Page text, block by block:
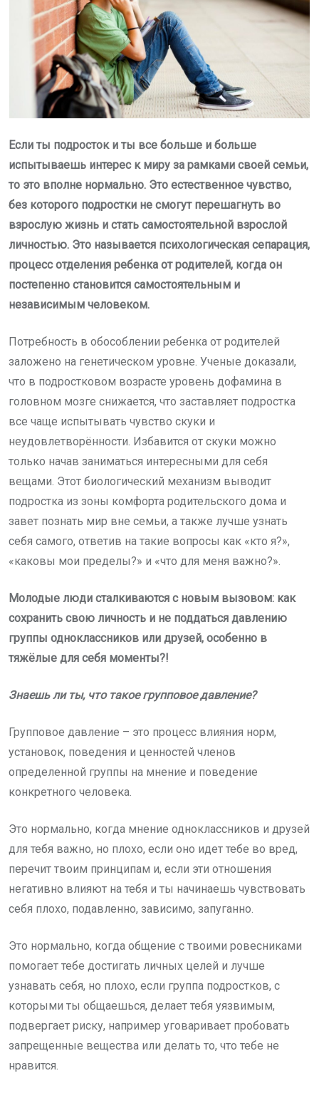
Если ты подросток и ты все больше и больше
испытываешь интерес к миру за рамками своей семьи,
то это вполне нормально. Это естественное чувство,
без которого подростки не смогут перешагнуть во
взрослую жизнь и стать самостоятельной взрослой
личностью. Это называется психологическая сепарация,
процесс отделения ребенка от родителей, когда он
постепенно становится самостоятельным и
независимым человеком.
Потребность в обособлении ребенка от родителей
заложено на генетическом уровне. Ученые доказали,
что в подростковом возрасте уровень дофамина в
головном мозге снижается, что заставляет подростка
все чаще испытывать чувство скуки и
неудовлетворённости. Избавится от скуки можно
только начав заниматься интересными для себя
вещами. Этот биологический механизм выводит
подростка из зоны комфорта родительского дома и
завет познать мир вне семьи, а также лучше узнать
себя самого, ответив на такие вопросы как «кто я?»,
«каковы мои пределы?» и «что для меня важно?».
Молодые люди сталкиваются с новым вызовом: как
сохранить свою личность и не поддаться давлению
группы одноклассников или друзей, особенно в
тяжёлые для себя моменты?!
Знаешь ли ты, что такое групповое давление?
Групповое давление – это процесс влияния норм,
установок, поведения и ценностей членов
определенной группы на мнение и поведение
конкретного человека.
Это нормально, когда мнение одноклассников и друзей
для тебя важно, но плохо, если оно идет тебе во вред,
перечит твоим принципам и, если эти отношения
негативно влияют на тебя и ты начинаешь чувствовать
себя плохо, подавленно, зависимо, запуганно.
Это нормально, когда общение с твоими ровесниками
помогает тебе достигать личных целей и лучше
узнавать себя, но плохо, если группа подростков, с
которыми ты общаешься, делает тебя уязвимым,
подвергает риску, например уговаривает пробовать
запрещенные вещества или делать то, что тебе не
нравится.